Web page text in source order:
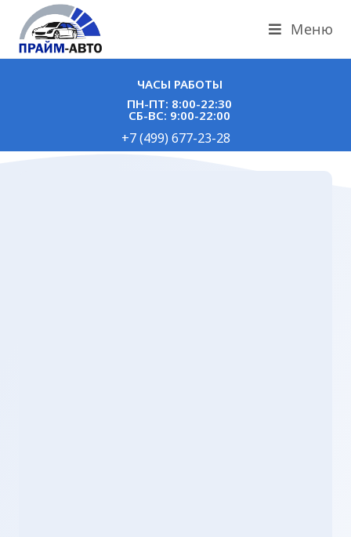
Меню
ЧАСЫ РАБОТЫ
ПН-ПТ: 8:00-22:30
СБ-ВС: 9:00-22:00
+7 (499) 677-23-28